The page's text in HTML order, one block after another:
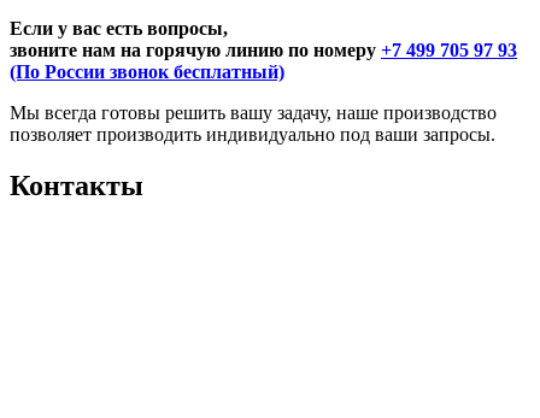
Если у вас есть вопросы,
звоните нам на горячую линию по номеру +7 499 705 97 93
(По России звонок бесплатный)
Мы всегда готовы решить вашу задачу, наше производство
позволяет производить индивидуально под ваши запросы.
Контакты